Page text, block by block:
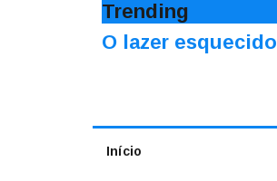
Trending
O lazer esquecido
Início